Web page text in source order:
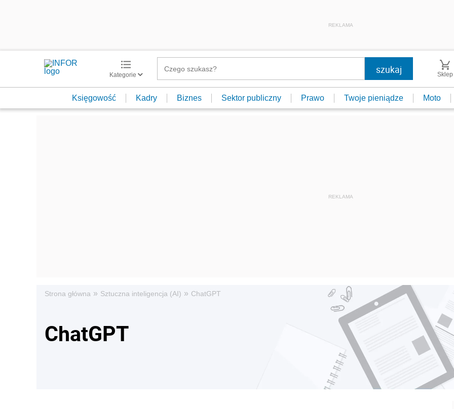
REKLAMA
Kategorie Sklep
Księgowość Kadry Biznes Sektor publiczny Prawo Twoje pieniądze Moto
Strona główna » Sztuczna inteligencja (AI) » ChatGPT
ChatGPT